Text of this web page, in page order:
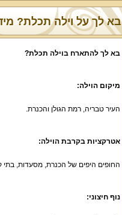
בא לך על וילה תכלת?
בא לך להתארח בוילה תכלת?
מיקום הוילה:
העיר טבריה, רמת הגולן והכנרת.
אטרקציות בקרבת הוילה:
החופים היפים של הכנרת, מסעדות, בתי
נוף חיצוני: